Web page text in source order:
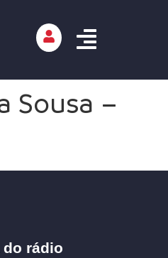
Sousa –
rádio